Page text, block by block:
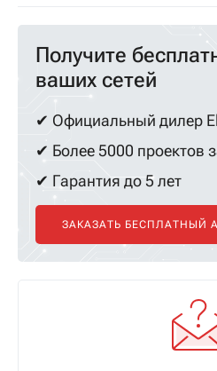
Получите
ваших сетей
✔ Официальный дилер
✔ Более 5000 проектов
✔ Гарантия до 5 лет
ЗАКАЗАТЬ БЕСПЛАТНЫЙ